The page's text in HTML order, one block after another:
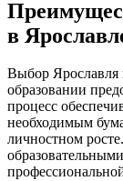
в
Выбор Ярославля
образовании
процесс
необходимым
личностном